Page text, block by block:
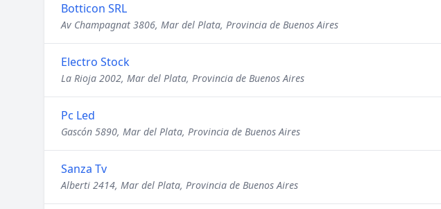
Botticon SRL
Av Champagnat 3806, Mar del Plata, Provincia de Buenos Aires
Electro Stock
La Rioja 2002, Mar del Plata, Provincia de Buenos Aires
Pc Led
Gascón 5890, Mar del Plata, Provincia de Buenos Aires
Sanza Tv
Alberti 2414, Mar del Plata, Provincia de Buenos Aires